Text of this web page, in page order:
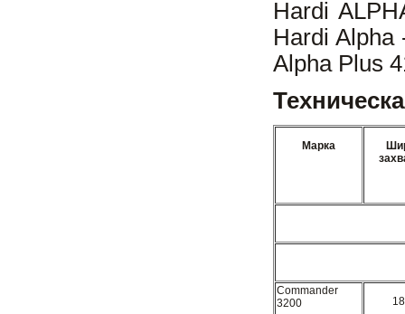
Hardi
Hardi Alpha
Alpha Plus
Марка
Commander
3200